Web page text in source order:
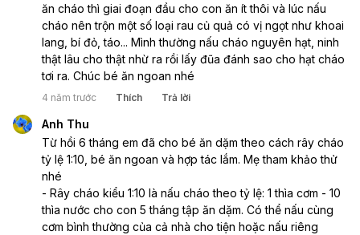
ăn cháo thì giai đoạn đầu cho con ăn ít thôi và lúc nấu
cháo nên trộn một số loại rau củ quả có vị ngọt như khoai
lang, bí đỏ, táo... Mình thường nấu cháo nguyên hạt, ninh
thật lâu cho thật nhừ ra rồi lấy đũa đánh sao cho hạt cháo
tơi ra. Chúc bé ăn ngoan nhé
4 năm trước Thích Trả lời
Anh Thu
Từ hồi 6 tháng em đã cho bé ăn dặm theo cách rây cháo
tỷ lệ 1:10, bé ăn ngoan và hợp tác lắm. Mẹ tham khảo thử
nhé
- Rây cháo kiểu 1:10 là nấu cháo theo tỷ lệ: 1 thìa cơm - 10
thìa nước cho con 5 tháng tập ăn dặm. Có thể nấu cùng
cơm bình thường của cả nhà cho tiện hoặc nấu riêng